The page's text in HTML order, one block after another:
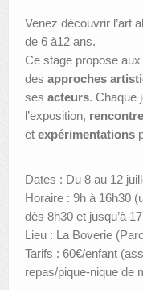
Venez découvrir l’art
de 6 à12 ans.
Ce stage propose aux
des approches
ses acteurs. Chaque
l’exposition, rencontre
et expérimentations
Dates : Du 8 au 12
Horaire : 9h à 16h30
dès 8h30 et jusqu’à
Lieu : La Boverie
Tarifs : 60€/enfant
repas/pique-nique de